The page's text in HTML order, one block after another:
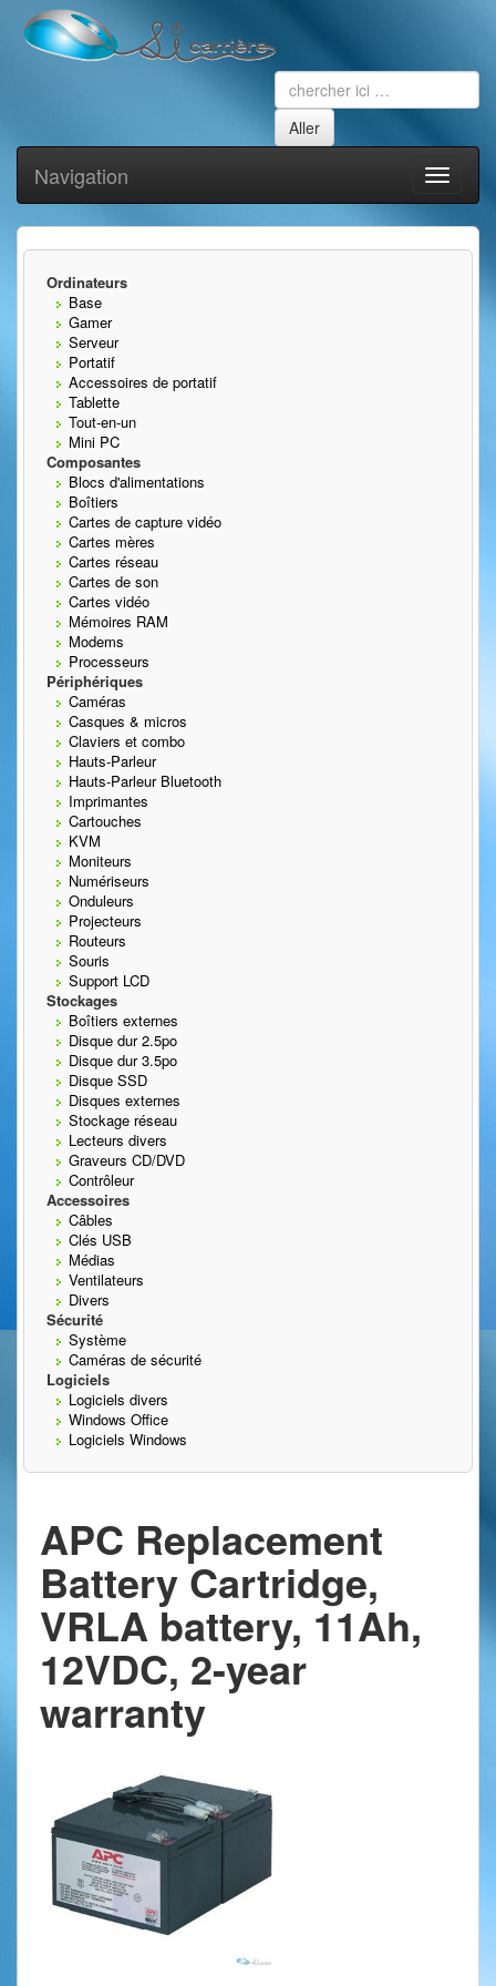
Toggle
Navigation
Ordinateurs
Base
Gamer
Serveur
Portatif
Accessoires de portatif
Tablette
Tout-en-un
Mini PC
Composantes
Blocs d'alimentations
Boîtiers
Cartes de capture vidéo
Cartes mères
Cartes réseau
Cartes de son
Cartes vidéo
Mémoires RAM
Modems
Processeurs
Périphériques
Caméras
Casques & micros
Claviers et combo
Hauts-Parleur
Hauts-Parleur Bluetooth
Imprimantes
Cartouches
KVM
Moniteurs
Numériseurs
Onduleurs
Projecteurs
Routeurs
Souris
Support LCD
Stockages
Boîtiers externes
Disque dur 2.5po
Disque dur 3.5po
Disque SSD
Disques externes
Stockage réseau
Lecteurs divers
Graveurs CD/DVD
Contrôleur
Accessoires
Câbles
Clés USB
Médias
Ventilateurs
Divers
Sécurité
Système
Caméras de sécurité
Logiciels
Logiciels divers
Windows Office
Logiciels Windows
APC Replacement
Battery Cartridge,
VRLA battery, 11Ah,
12VDC, 2-year
warranty